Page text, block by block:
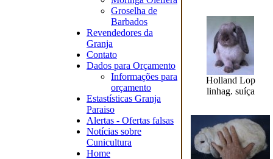
Groselha de
Barbados
Revendedores da
Granja
Contato
Dados para Orçamento
Informações para
orçamento
Estastísticas Granja
Paraiso
Alertas - Ofertas falsas
Notícias sobre
Cunicultura
Home
Holland Lop
linhag. suíça